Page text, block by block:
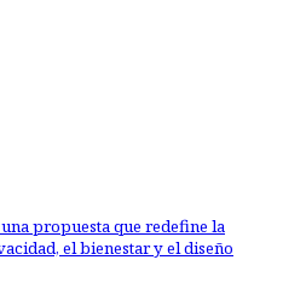
propuesta que redefine la
el bienestar y el diseño